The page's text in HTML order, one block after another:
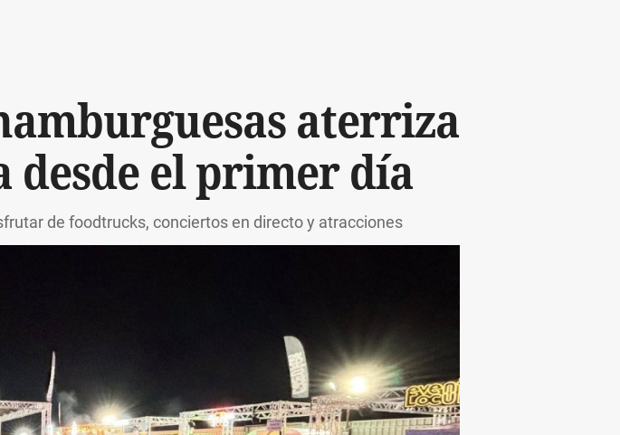
aterriza
desde el primer día
de foodtrucks, conciertos en directo y atracciones